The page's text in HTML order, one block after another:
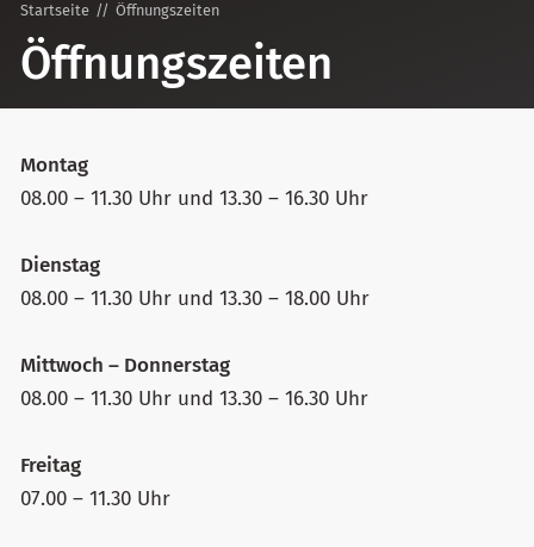
Startseite Öffnungszeiten
Öffnungszeiten
Montag
08.00 – 11.30 Uhr und 13.30 – 16.30 Uhr
Dienstag
08.00 – 11.30 Uhr und 13.30 – 18.00 Uhr
Mittwoch – Donnerstag
08.00 – 11.30 Uhr und 13.30 – 16.30 Uhr
Freitag
07.00 – 11.30 Uhr